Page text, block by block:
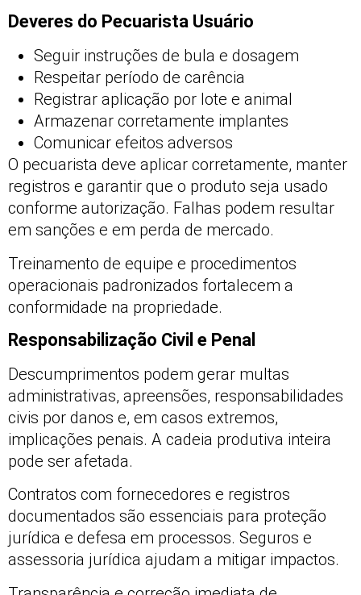
Deveres do Pecuarista Usuário
Seguir instruções de bula e dosagem
Respeitar período de carência
Registrar aplicação por lote e animal
Armazenar corretamente implantes
Comunicar efeitos adversos
O pecuarista deve aplicar corretamente, manter
registros e garantir que o produto seja usado
conforme autorização. Falhas podem resultar
em sanções e em perda de mercado.
Treinamento de equipe e procedimentos
operacionais padronizados fortalecem a
conformidade na propriedade.
Responsabilização Civil e Penal
Descumprimentos podem gerar multas
administrativas, apreensões, responsabilidades
civis por danos e, em casos extremos,
implicações penais. A cadeia produtiva inteira
pode ser afetada.
Contratos com fornecedores e registros
documentados são essenciais para proteção
jurídica e defesa em processos. Seguros e
assessoria jurídica ajudam a mitigar impactos.